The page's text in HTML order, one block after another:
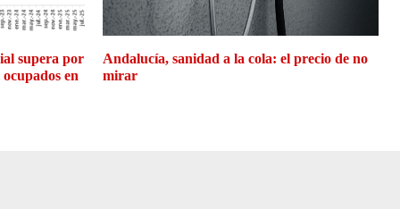
supera por
en
Andalucía, sanidad a la cola: el precio de no
mirar